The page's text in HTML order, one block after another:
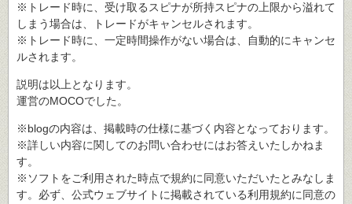
※トレード時に、受け取るスピナが所持スピナの上限から溢れて
しまう場合は、トレードがキャンセルされます。
※トレード時に、一定時間操作がない場合は、自動的にキャンセ
ルされます。
説明は以上となります。
運営のMOCOでした。
※blogの内容は、掲載時の仕様に基づく内容となっております。
※詳しい内容に関してのお問い合わせにはお答えいたしかねま
す。
※ソフトをご利用された時点で規約に同意いただいたとみなしま
す。必ず、公式ウェブサイトに掲載されている利用規約に同意の